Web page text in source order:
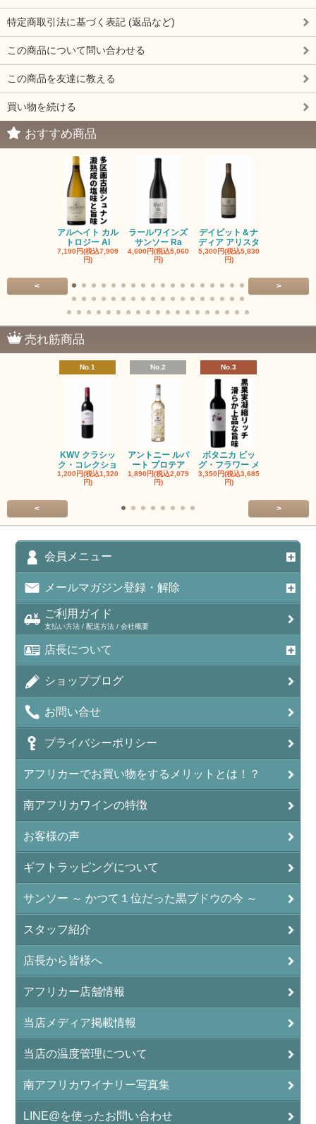
特定商取引法に基づく表記 (返品など)
この商品について問い合わせる
この商品を友達に教える
買い物を続ける
おすすめ商品
アルヘイト カル
トロジー Al
7,190円(税込7,909
円)
ラールワインズ
サンソー Ra
4,600円(税込5,060
円)
デイビット＆ナ
ディア アリスタ
5,300円(税込5,830
円)
< >
売れ筋商品
No.1
KWV クラシッ
ク・コレクショ
1,200円(税込1,320
円)
No.2
アントニー ルパ
ート プロテア
1,890円(税込2,079
円)
No.3
ボタニカ ビッ
グ・フラワー メ
3,350円(税込3,685
円)
< >
会員メニュー
メールマガジン登録・解除
ご利用ガイド
支払い方法 / 配送方法 / 会社概要
店長について
ショップブログ
お問い合せ
プライバシーポリシー
アフリカーでお買い物をするメリットとは！？
南アフリカワインの特徴
お客様の声
ギフトラッピングについて
サンソー ～ かつて１位だった黒ブドウの今 ～
スタッフ紹介
店長から皆様へ
アフリカー店舗情報
当店メディア掲載情報
当店の温度管理について
南アフリカワイナリー写真集
LINE@を使ったお問い合わせ